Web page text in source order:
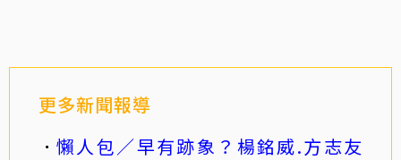
更多新聞報導
懶人包／早有跡象？楊銘威.方志友